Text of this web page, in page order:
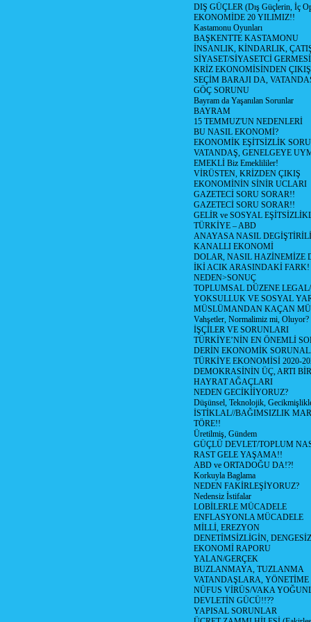
DIŞ GÜÇLER (Dış Güçlerin, İç
EKONOMİDE 20 YILIMIZ!!
Kastamonu Oyunları
BAŞKENTTE KASTAMONU
İNSANLIK, KİNDARLIK,
SİYASET/SİYASETCİ
KRİZ EKONOMİSİNDEN ÇIKIŞ
SEÇİM BARAJI DA,
GÖÇ SORUNU
Bayram da Yaşanılan Sorunlar
BAYRAM
15 TEMMUZ'UN NEDENLERİ
BU NASIL EKONOMİ?
EKONOMİK EŞİTSİZLİK
VATANDAŞ, GENELGEYE
EMEKLİ Biz Emeklililer!
VİRÜSTEN, KRİZDEN ÇIKIŞ
EKONOMİNİN SİNİR UCLARI
GAZETECİ SORU SORAR!!
GAZETECİ SORU SORAR!!
GELİR ve SOSYAL
TÜRKİYE – ABD
ANAYASA NASIL
KANALLI EKONOMİ
DOLAR, NASIL HAZİNEMİZE
İKİ ACIK ARASINDAKİ FARK!
NEDEN>SONUÇ
TOPLUMSAL DÜZENE
YOKSULLUK VE SOSYAL
MÜSLÜMANDAN KAÇAN
Vahşetler, Normalimiz mi, Oluyor?
İŞÇİLER VE SORUNLARI
TÜRKİYE’NİN EN ÖNEMLİ
DERİN EKONOMİK
TÜRKİYE EKONOMİSİ 2020-
DEMOKRASİNİN ÜÇ, ARTI
HAYRAT AĞAÇLARI
NEDEN GECİKİİYORUZ?
Düşünsel, Teknolojik,
İSTİKLAL//BAĞIMSIZLIK
TÖRE!!
Üretilmiş, Gündem
GÜÇLÜ DEVLET/TOPLUM
RAST GELE YAŞAMA!!
ABD ve ORTADOĞU DA!?!
Korkuyla Baglama
NEDEN FAKİRLEŞİYORUZ?
Nedensiz İstifalar
LOBİLERLE MÜCADELE
ENFLASYONLA MÜCADELE
MİLLİ, EREZYON
DENETİMSİZLİGİN,
EKONOMİ RAPORU
YALAN/GERÇEK
BUZLANMAYA, TUZLANMA
VATANDAŞLARA,
NÜFUS VİRÜS/VAKA
DEVLETİN GÜCÜ!!??
YAPISAL SORUNLAR